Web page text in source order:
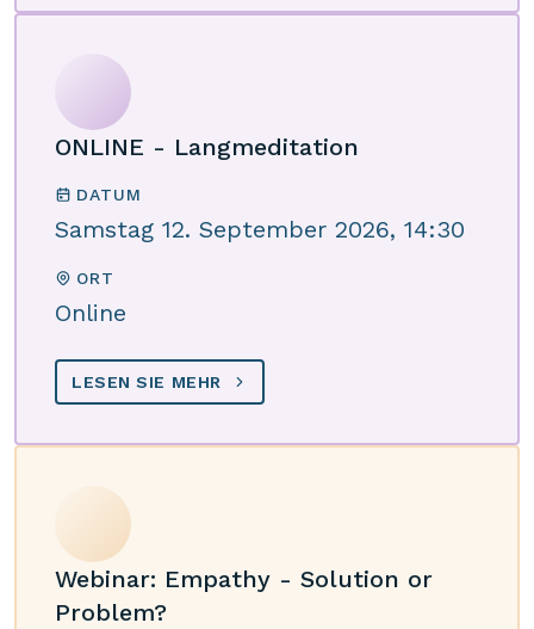
ONLINE - Langmeditation
DATUM
Samstag 12. September 2026, 14:30
ORT
Online
LESEN SIE MEHR
Webinar: Empathy - Solution or
Problem?